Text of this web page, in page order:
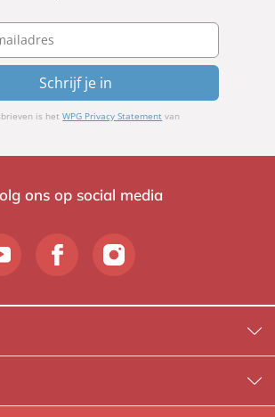
Schrijf je in
is hetWPG Privacy Statement van
ons op social media